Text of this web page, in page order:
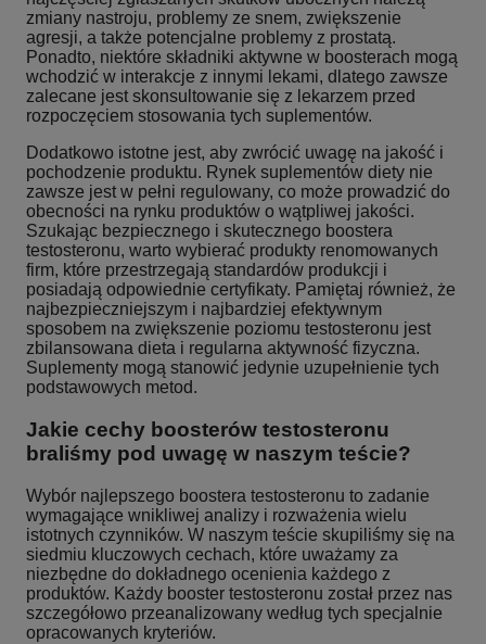
zmiany nastroju, problemy ze snem, zwiększenie
agresji, a także potencjalne problemy z prostatą.
Ponadto, niektóre składniki aktywne w boosterach mogą
wchodzić w interakcje z innymi lekami, dlatego zawsze
zalecane jest skonsultowanie się z lekarzem przed
rozpoczęciem stosowania tych suplementów.
Dodatkowo istotne jest, aby zwrócić uwagę na jakość i
pochodzenie produktu. Rynek suplementów diety nie
zawsze jest w pełni regulowany, co może prowadzić do
obecności na rynku produktów o wątpliwej jakości.
Szukając bezpiecznego i skutecznego boostera
testosteronu, warto wybierać produkty renomowanych
firm, które przestrzegają standardów produkcji i
posiadają odpowiednie certyfikaty. Pamiętaj również, że
najbezpieczniejszym i najbardziej efektywnym
sposobem na zwiększenie poziomu testosteronu jest
zbilansowana dieta i regularna aktywność fizyczna.
Suplementy mogą stanowić jedynie uzupełnienie tych
podstawowych metod.
Jakie cechy boosterów testosteronu
braliśmy pod uwagę w naszym teście?
Wybór najlepszego boostera testosteronu to zadanie
wymagające wnikliwej analizy i rozważenia wielu
istotnych czynników. W naszym teście skupiliśmy się na
siedmiu kluczowych cechach, które uważamy za
niezbędne do dokładnego ocenienia każdego z
produktów. Każdy booster testosteronu został przez nas
szczegółowo przeanalizowany według tych specjalnie
opracowanych kryteriów.